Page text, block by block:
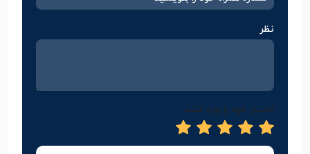
نظر
امتیاز خود را وارد کنید